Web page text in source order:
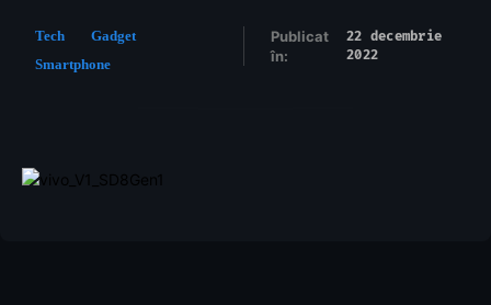
Tech
Gadget
Smartphone
Publicat
în:
22 decembrie
2022